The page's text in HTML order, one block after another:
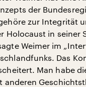
der
zur Integrität
Holocaust in seiner
Weimer im
Das
Man habe
anderen